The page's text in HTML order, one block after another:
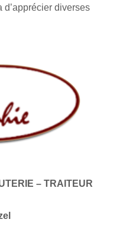
d’apprécier diverses
– TRAITEUR